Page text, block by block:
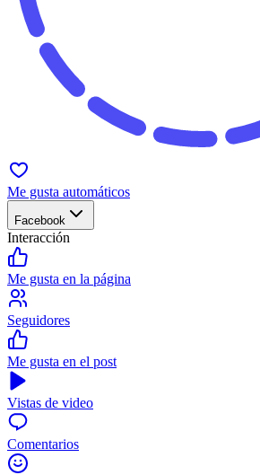
Me gusta automáticos
Facebook
Interacción
Me gusta en la página
Seguidores
Me gusta en el post
Vistas de video
Comentarios